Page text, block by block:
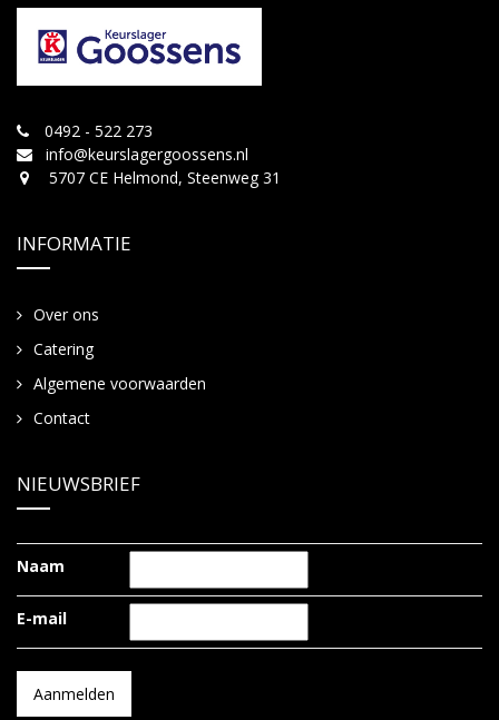
0492 - 522 273
info@keurslagergoossens.nl
5707 CE Helmond, Steenweg 31
INFORMATIE
Over ons
Catering
Algemene voorwaarden
Contact
NIEUWSBRIEF
Naam
E-mail